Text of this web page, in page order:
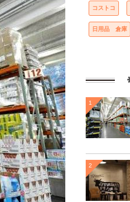
コストコ
日用品 倉庫
1
2